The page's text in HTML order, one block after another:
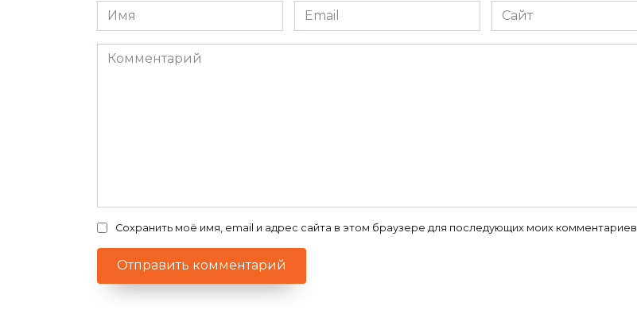
Имя
*
Email
*
Сайт
Комментарий
Сохранить моё имя, email и адрес сайта в этом браузере для последующих моих комментариев.